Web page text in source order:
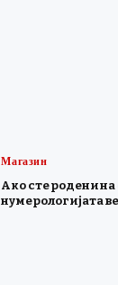
Магазин
Ако сте родени
нумерологијата